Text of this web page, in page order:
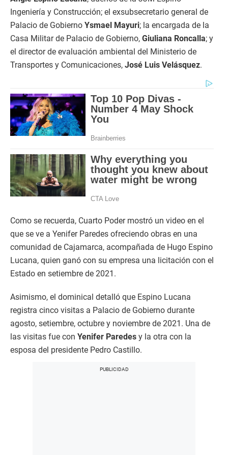
Ingeniería y Construcción; el exsubsecretario general de
Palacio de Gobierno Ysmael Mayuri; la encargada de la
Casa Militar de Palacio de Gobierno, Giuliana Roncalla; y
el director de evaluación ambiental del Ministerio de
Transportes y Comunicaciones, José Luis Velásquez.
Como se recuerda, Cuarto Poder mostró un video en el
que se ve a Yenifer Paredes ofreciendo obras en una
comunidad de Cajamarca, acompañada de Hugo Espino
Lucana, quien ganó con su empresa una licitación con el
Estado en setiembre de 2021.
Asimismo, el dominical detalló que Espino Lucana
registra cinco visitas a Palacio de Gobierno durante
agosto, setiembre, octubre y noviembre de 2021. Una de
las visitas fue con Yenifer Paredes y la otra con la
esposa del presidente Pedro Castillo.